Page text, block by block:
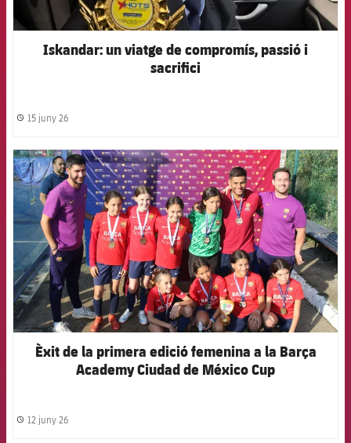
Iskandar: un viatge de compromís, passió i
sacrifici
label.share.clock
15 juny 26
FCB Barcelona badge
Èxit de la primera edició femenina a la Barça
Academy Ciudad de México Cup
label.share.clock
12 juny 26